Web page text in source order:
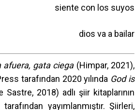
siente con los suyos
dios va a bailar
afuera, gata ciega(Himpar, 2021),
tarafından 2020 yılında God is
2018) adlı şiir kitaplarının
yayımlanmıştır. Şiirleri,